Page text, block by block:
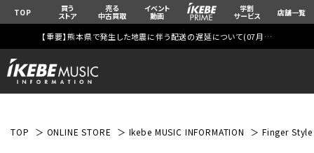
TOP 買う
ストア
売る
中古買取
イベント
動画
学割
サービス 店舗一覧
【重要】熊本県で発生した地震に伴う配送の遅延について(07月29日
TOP ONLINE STORE Ikebe MUSIC INFORMATION Finger